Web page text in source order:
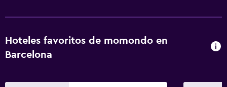
Hoteles favoritos de momondo en
Barcelona